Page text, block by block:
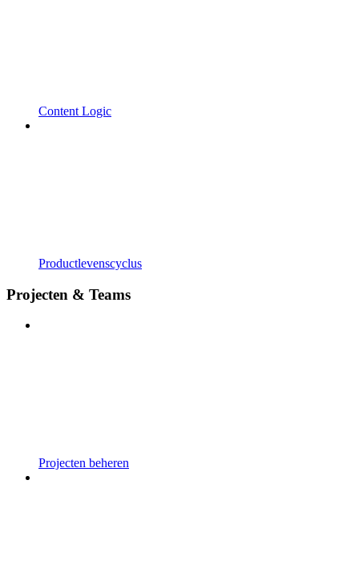
Content Logic
Productlevenscyclus
Projecten & Teams
Projecten beheren